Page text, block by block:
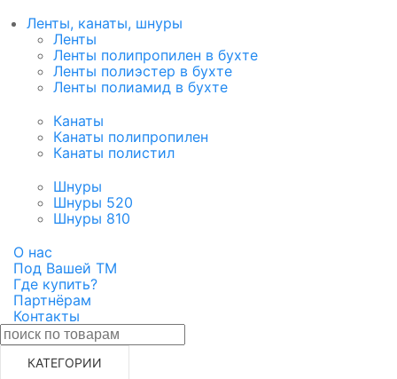
Ленты, канаты, шнуры
Ленты
Ленты полипропилен в бухте
Ленты полиэстер в бухте
Ленты полиамид в бухте
Канаты
Канаты полипропилен
Канаты полистил
Шнуры
Шнуры 520
Шнуры 810
О нас
Под Вашей ТМ
Где купить?
Партнёрам
Контакты
КАТЕГОРИИ